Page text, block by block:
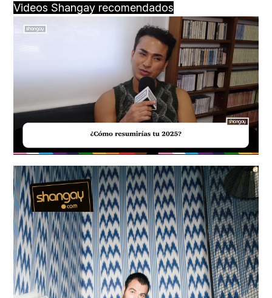
Videos Shangay recomendados
Unmute Loaded:
40.09%